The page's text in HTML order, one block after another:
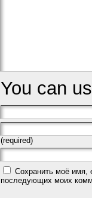
You can
(required)
Сохранить моё имя,
последующих моих